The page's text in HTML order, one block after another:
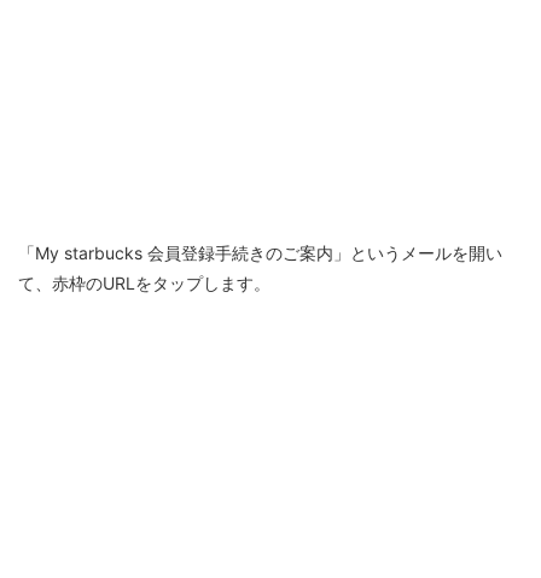
「My starbucks 会員登録手続きのご案内」というメールを開い
て、赤枠のURLをタップします。